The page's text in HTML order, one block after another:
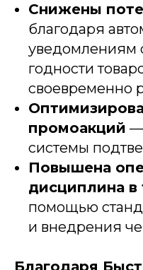
Снижены
благодаря
уведомлениям
годности
своевременно
промоакций —
системы
Повышена
дисциплина в
помощью
и внедрения
Благодаря